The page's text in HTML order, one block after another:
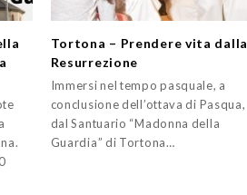
Tortona – Prendere vita dalla
Resurrezione
Immersi nel tempo pasquale, a
conclusione dell’ottava di Pasqua,
dal Santuario “Madonna della
Guardia” di Tortona…